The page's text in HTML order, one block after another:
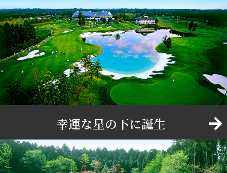
幸運な星の下に誕生